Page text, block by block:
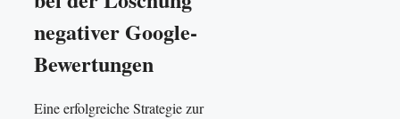
negativer Google-
Bewertungen
Eine erfolgreiche Strategie zur